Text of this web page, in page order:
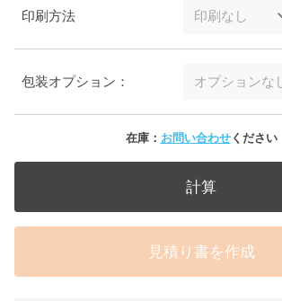
印刷方法
包装オプション：
在庫： お問い合わせください
計算
見積り書を作成